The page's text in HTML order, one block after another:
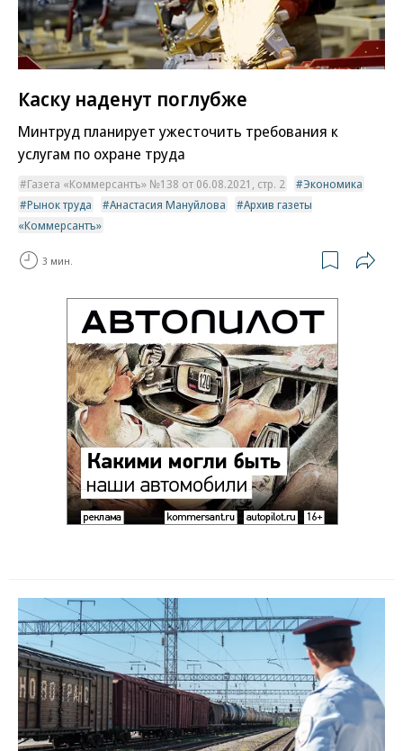
Каску наденут поглубже
Минтруд планирует ужесточить требования к
услугам по охране труда
Газета «Коммерсантъ» №138 от 06.08.2021, стр. 2
Экономика
Рынок труда
Анастасия Мануйлова
Архив газеты
«Коммерсантъ»
3 мин.